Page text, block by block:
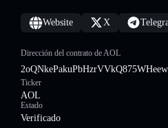
Website X
Dirección del contrato de AOL
Ticker
AOL
Estado
Verificado